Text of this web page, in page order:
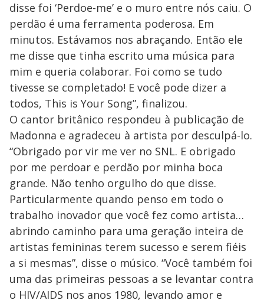
disse foi ‘Perdoe-me’ e o muro entre nós caiu. O
perdão é uma ferramenta poderosa. Em
minutos. Estávamos nos abraçando. Então ele
me disse que tinha escrito uma música para
mim e queria colaborar. Foi como se tudo
tivesse se completado! E você pode dizer a
todos, This is Your Song”, finalizou.
O cantor britânico respondeu à publicação de
Madonna e agradeceu à artista por desculpá-lo.
“Obrigado por vir me ver no SNL. E obrigado
por me perdoar e perdão por minha boca
grande. Não tenho orgulho do que disse.
Particularmente quando penso em todo o
trabalho inovador que você fez como artista…
abrindo caminho para uma geração inteira de
artistas femininas terem sucesso e serem fiéis
a si mesmas”, disse o músico. “Você também foi
uma das primeiras pessoas a se levantar contra
o HIV/AIDS nos anos 1980, levando amor e